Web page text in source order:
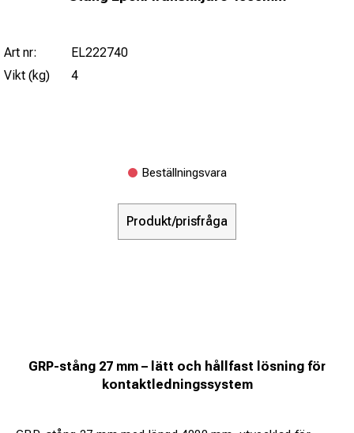
Art nr:
EL222740
Vikt (kg)
4
Beställningsvara
Produkt/prisfråga
GRP-stång 27 mm – lätt och hållfast lösning för
kontaktledningssystem